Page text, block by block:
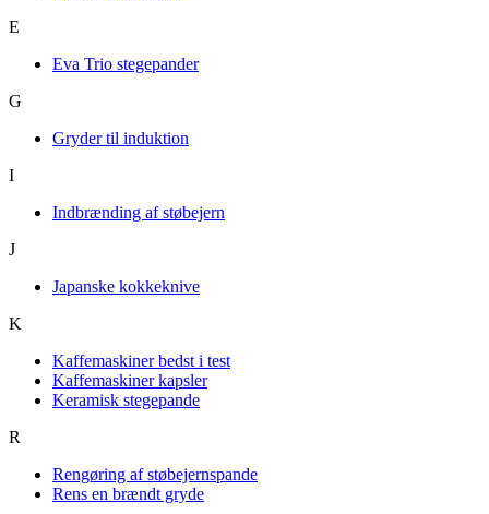
E
Eva Trio stegepander
G
Gryder til induktion
I
Indbrænding af støbejern
J
Japanske kokkeknive
K
Kaffemaskiner bedst i test
Kaffemaskiner kapsler
Keramisk stegepande
R
Rengøring af støbejernspande
Rens en brændt gryde